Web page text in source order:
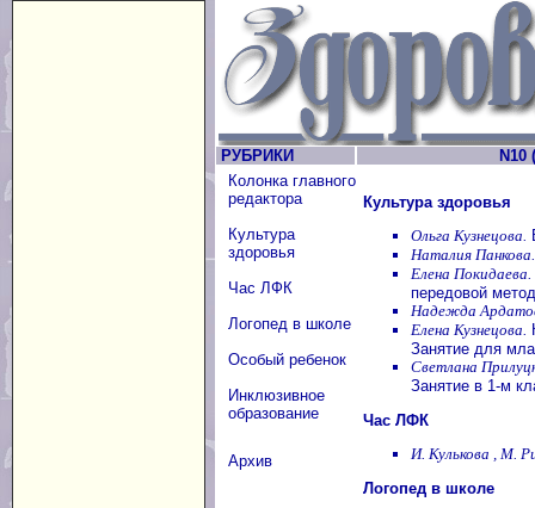
РУБРИКИ
N10
Колонка главного
редактора
Культура
здоровья
Час ЛФК
Логопед в школе
Особый ребенок
Инклюзивное
образование
Архив
Культура здоровья
Ольга Кузнецова.
Наталия Панкова.
Елена Покидаева.
передовой
Надежда
Елена Кузнецова.
Занятие для
Светлана
Занятие в 1-м
Час ЛФК
И. Кулькова , М.
Логопед в школе